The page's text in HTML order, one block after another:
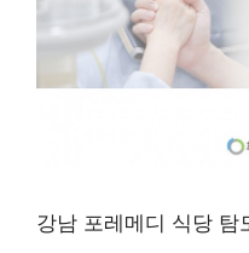
강남 포레메디 식당 탐